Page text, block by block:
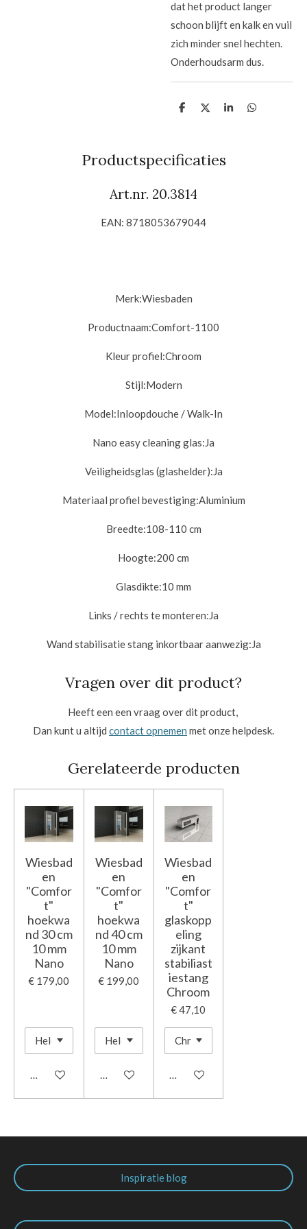
dat het product langer
schoon blijft en kalk en vuil
zich minder snel hechten.
Onderhoudsarm dus.
D
n
D
S
D
Productspecificaties
Art.nr. 20.3814
EAN: 8718053679044
Merk:Wiesbaden
Productnaam:Comfort-1100
Kleur profiel:Chroom
Stijl:Modern
Model:Inloopdouche / Walk-In
Nano easy cleaning glas:Ja
Veiligheidsglas (glashelder):Ja
Materiaal profiel bevestiging:Aluminium
Breedte:108-110 cm
Hoogte:200 cm
Glasdikte:10 mm
Links / rechts te monteren:Ja
Wand stabilisatie stang inkortbaar aanwezig:Ja
Vragen over dit product?
Heeft een een vraag over dit product,
Dan kunt u altijd contact opnemen met onze helpdesk.
Gerelateerde producten
Wiesbad
en
"Comfor
t"
hoekwa
nd 30 cm
10 mm
Nano
€ 179,00
In winkelwagen
Wiesbad
en
"Comfor
t"
hoekwa
nd 40 cm
10 mm
Nano
€ 199,00
In winkelwagen
Wiesbad
en
"Comfor
t"
glaskopp
eling
zijkant
stabiliast
iestang
Chroom
€ 47,10
In winkelwagen
Inspiratie blog